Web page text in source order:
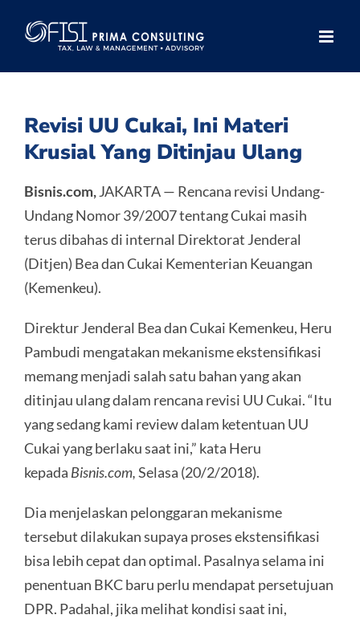
Revisi UU Cukai, Ini Materi
Krusial Yang Ditinjau Ulang
Bisnis.com,JAKARTA — Rencana revisi Undang-
Undang Nomor 39/2007 tentang Cukai masih
terus dibahas di internal Direktorat Jenderal
(Ditjen) Bea dan Cukai Kementerian Keuangan
(Kemenkeu).
Direktur Jenderal Bea dan Cukai Kemenkeu, Heru
Pambudi mengatakan mekanisme ekstensifikasi
memang menjadi salah satu bahan yang akan
ditinjau ulang dalam rencana revisi UU Cukai. “Itu
yang sedang kami review dalam ketentuan UU
Cukai yang berlaku saat ini,” kata Heru
kepada Bisnis.com,Selasa (20/2/2018).
Dia menjelaskan pelonggaran mekanisme
tersebut dilakukan supaya proses ekstensifikasi
bisa lebih cepat dan optimal. Pasalnya selama ini
penentuan BKC baru perlu mendapat persetujuan
DPR. Padahal, jika melihat kondisi saat ini,